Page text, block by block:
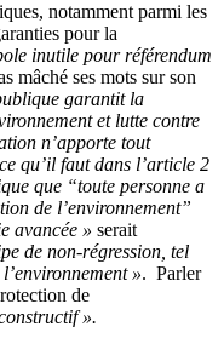
notamment parmi les
pour la
inutile pour référendum
mâché ses mots sur son
garantit la
et lutte contre
n’apporte tout
qu’il faut dans l’article 2
que “toute personne a
de l’environnement”
avancée » serait
de non-régression, tel
». Parler
de
».